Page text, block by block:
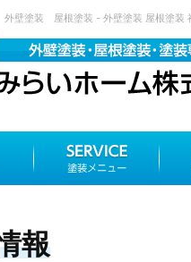
壁塗装 屋根塗装 - 外壁塗装 屋根塗装
報